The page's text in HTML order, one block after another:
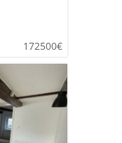
172500€